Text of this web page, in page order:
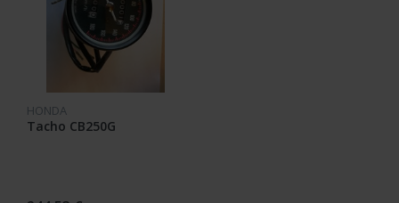
HONDA
Tacho CB250G